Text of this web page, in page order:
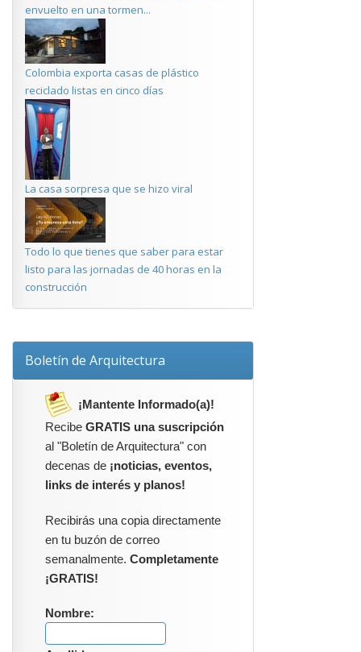
envuelto en una tormen...
Colombia exporta casas de plástico
reciclado listas en cinco días
La casa sorpresa que se hizo viral
Todo lo que tienes que saber para estar
listo para las jornadas de 40 horas en la
construcción
Boletín de Arquitectura
¡Mantente Informado(a)!
Recibe GRATIS una suscripción
al "Boletín de Arquitectura" con
decenas de ¡noticias, eventos,
links de interés y planos!
Recibirás una copia directamente
en tu buzón de correo
semanalmente. Completamente
¡GRATIS!
Nombre: